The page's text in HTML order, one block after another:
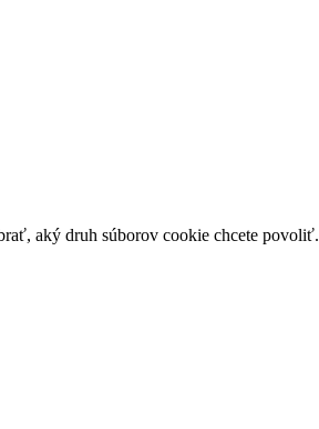
aký druh súborov cookie chcete povoliť.